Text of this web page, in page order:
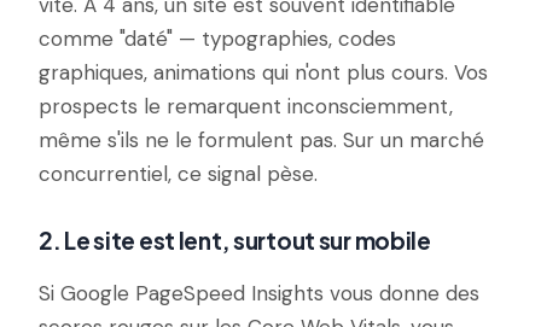
comme "daté" — typographies, codes
graphiques, animations qui n'ont plus cours. Vos
prospects le remarquent inconsciemment,
même s'ils ne le formulent pas. Sur un marché
concurrentiel, ce signal pèse.
2. Le site est lent, surtout sur mobile
Si Google PageSpeed Insights vous donne des